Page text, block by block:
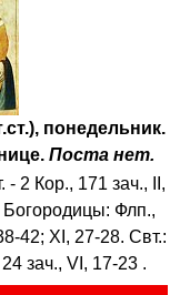
понедельник.
Поста нет.
- 2 Кор., 171 зач., II,
Богородицы: Флп.,
42; XI, 27-28. Свт.:
зач., VI, 17-23 .